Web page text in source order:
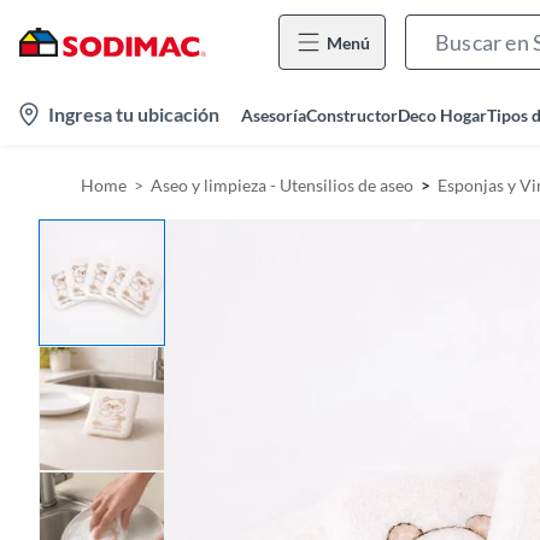
Menú
Ingresa tu ubicación AsesoríaConstructorDeco HogarTipos
Home Aseo y limpieza - Utensilios de aseo Esponjas y